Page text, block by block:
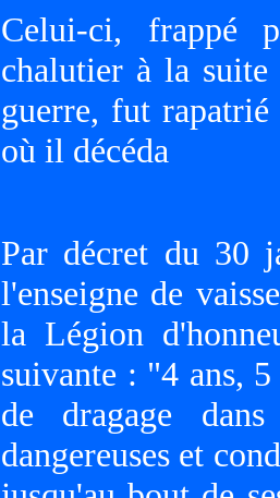
Celui-ci, frappé
chalutier à la suite
guerre, fut
où il décéda
Par décret du 30
l'enseigne de
la Légion
suivante : "4 ans,
de dragage dans
dangereuses et